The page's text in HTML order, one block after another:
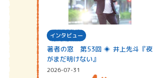
インタビュー
著者の窓 第53回 ◈ 井上先斗『夜
がまだ明けない』
2026-07-31